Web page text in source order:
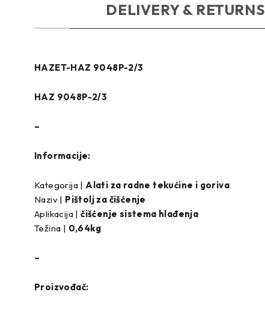
DELIVERY & RETURNS
HAZET-HAZ 9048P-2/3
HAZ 9048P-2/3
–
Informacije:
Kategorija |Alati za radne tekućine i goriva
Naziv | Pištolj za čišćenje
Aplikacija |čišćenje sistema hlađenja
Težina | 0,64kg
–
Proizvođač: